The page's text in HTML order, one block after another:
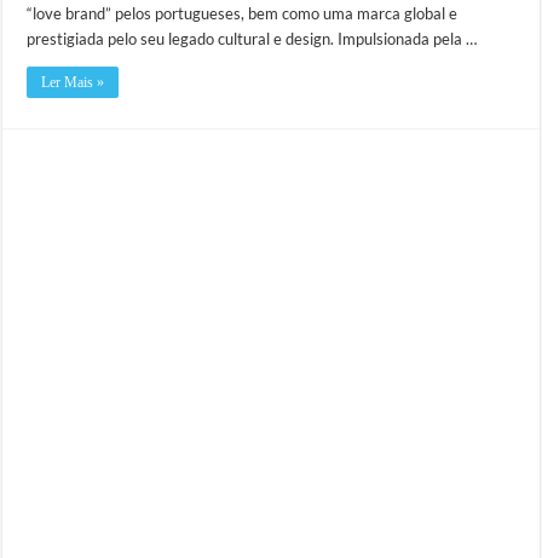
“love brand” pelos portugueses, bem como uma marca global e
prestigiada pelo seu legado cultural e design. Impulsionada pela …
Ler Mais »